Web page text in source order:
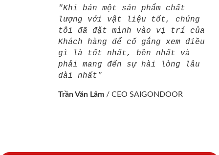
"Khi bán một sản phẩm chất
lượng với vật liệu tốt, chúng
tôi đã đặt mình vào vị trí của
Khách hàng để cố gắng xem điều
gì là tốt nhất, bền nhất và
phải mang đến sự hài lòng lâu
dài nhất"
Trần Văn Lãm / CEO SAIGONDOOR